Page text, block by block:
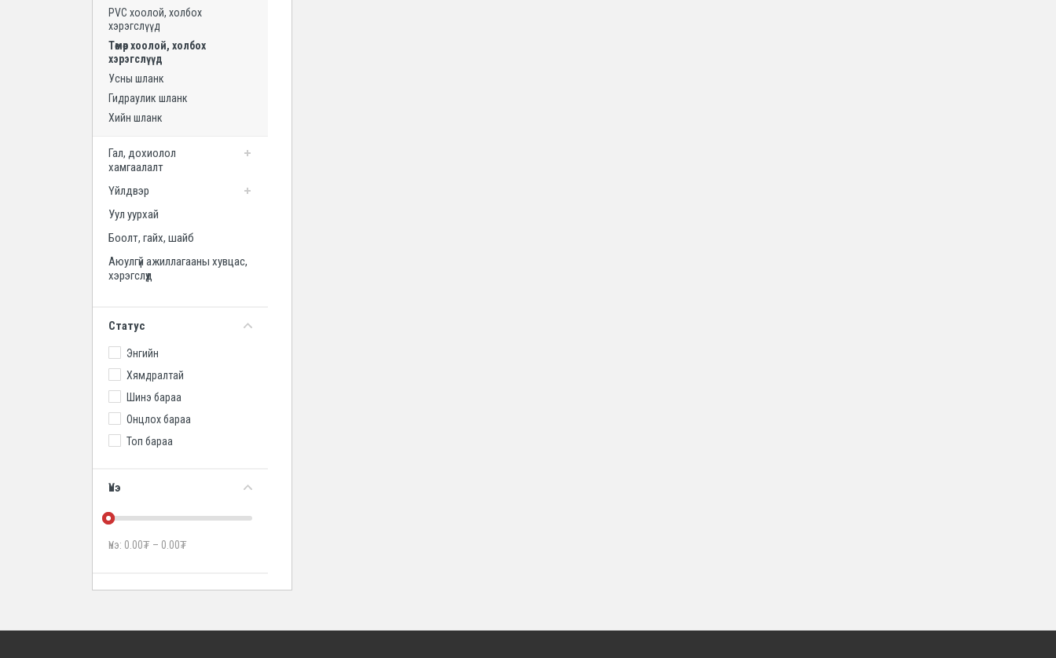
PVC хоолой, холбох
хэрэгслүүд
Төмөр хоолой, холбох
хэрэгслүүд
Усны шланк
Гидраулик шланк
Хийн шланк
Гал, дохиолол
хамгаалалт
Үйлдвэр
Уул уурхай
Боолт, гайх, шайб
Аюулгүй ажиллагааны хувцас,
хэрэгслүүд
Статус
Энгийн
Хямдралтай
Шинэ бараа
Онцлох бараа
Топ бараа
Үнэ
Үнэ: 0.00₮ – 0.00₮